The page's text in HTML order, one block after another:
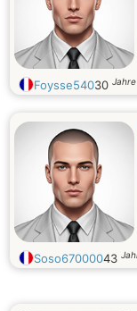
Foysse54030
Soso67000043